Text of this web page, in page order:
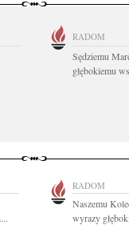
RADOM
Sędziemu
głębokiemu
RADOM
Naszemu
wyrazy